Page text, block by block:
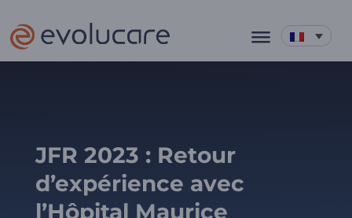
JFR 2023 : Retour
d’expérience avec
l’Hôpital Maurice